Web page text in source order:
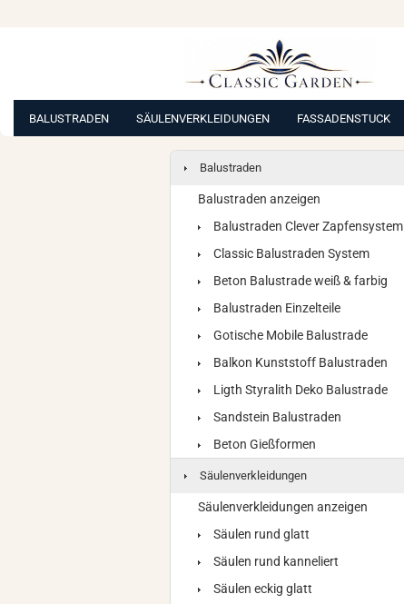
BALUSTRADEN SÄULENVERKLEIDUNGEN FASSADENSTUCK
Balustraden
Balustraden anzeigen
Balustraden Clever Zapfensystem
Classic Balustraden System
Beton Balustrade weiß & farbig
Balustraden Einzelteile
Gotische Mobile Balustrade
Balkon Kunststoff Balustraden
Ligth Styralith Deko Balustrade
Sandstein Balustraden
Beton Gießformen
Säulenverkleidungen
Säulenverkleidungen anzeigen
Säulen rund glatt
Säulen rund kanneliert
Säulen eckig glatt